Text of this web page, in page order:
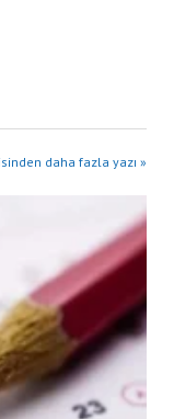
daha fazla yazı »